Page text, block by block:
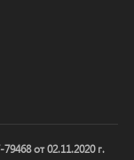
от 02.11.2020 г.